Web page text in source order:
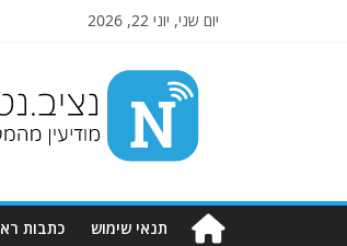
יום שני, יוני 22, 2026
Nziv.net
מודיעין
מהמקורות
תנאי שימוש כתבות